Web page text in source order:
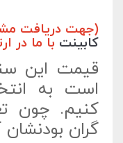
(جهت دریافت
کابینت با ما در ارتباط
قیمت این
است به
کنیم. چون
گران